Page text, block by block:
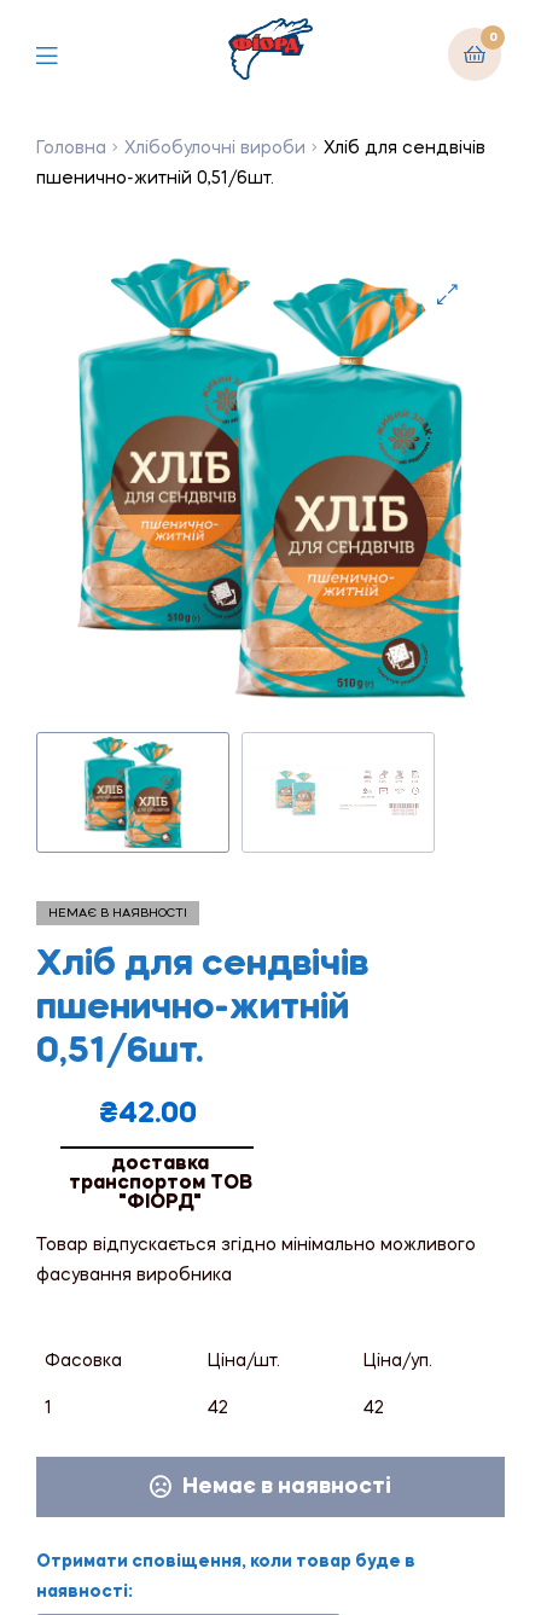
0
Головна Хлібобулочні вироби
Хліб для сендвічів
пшенично-житній 0,51/6шт.
НЕМАЄ В НАЯВНОСТІ
Хліб для сендвічів
пшенично-житній
0,51/6шт.
₴42.00
доставка
транспортом ТОВ
"ФІОРД"
Товар відпускається згідно мінімально можливого
фасування виробника
Фасовка Ціна/шт. Ціна/уп.
1 42 42
Немає в наявності
Отримати сповіщення, коли товар буде в
наявності: